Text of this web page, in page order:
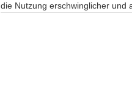
die Nutzung erschwinglicher und